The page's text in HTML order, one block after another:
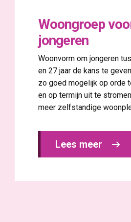
Woongroep
jongeren
Woonvorm om jongeren
en 27 jaar de kans te
zo goed mogelijk op orde
en op termijn uit te
meer zelfstandige
Lees meer